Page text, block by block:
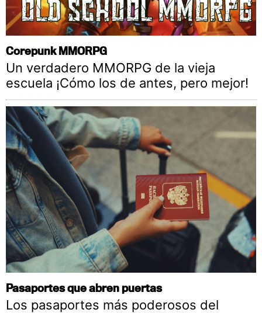
Corepunk MMORPG
Un verdadero MMORPG de la vieja
escuela ¡Cómo los de antes, pero mejor!
Pasaportes que abren puertas
Los pasaportes más poderosos del